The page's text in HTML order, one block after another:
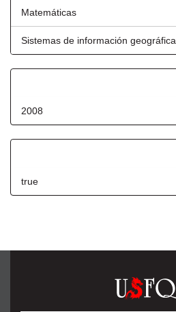
Matemáticas
Sistemas de información geográfica
2008
true